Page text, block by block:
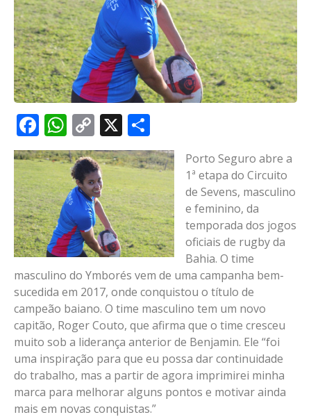
Facebook
WhatsApp
Copy
Link
X
Porto Seguro abre a
1ª etapa do Circuito
de Sevens, masculino
e feminino, da
temporada dos jogos
oficiais de rugby da
Bahia. O time
masculino do Ymborés vem de uma campanha bem-
sucedida em 2017, onde conquistou o título de
campeão baiano. O time masculino tem um novo
capitão, Roger Couto, que afirma que o time cresceu
muito sob a liderança anterior de Benjamin. Ele “foi
uma inspiração para que eu possa dar continuidade
do trabalho, mas a partir de agora imprimirei minha
marca para melhorar alguns pontos e motivar ainda
mais em novas conquistas.”